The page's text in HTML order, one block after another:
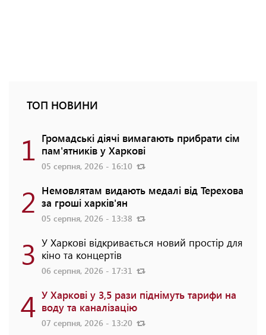
ТОП НОВИНИ
1 Громадські діячі вимагають прибрати сім
пам'ятників у Харкові
05 серпня, 2026 - 16:10
2 Немовлятам видають медалі від Терехова
за гроші харків'ян
05 серпня, 2026 - 13:38
3 У Харкові відкривається новий простір для
кіно та концертів
06 серпня, 2026 - 17:31
4 У Харкові у 3,5 рази піднімуть тарифи на
воду та каналізацію
07 серпня, 2026 - 13:20